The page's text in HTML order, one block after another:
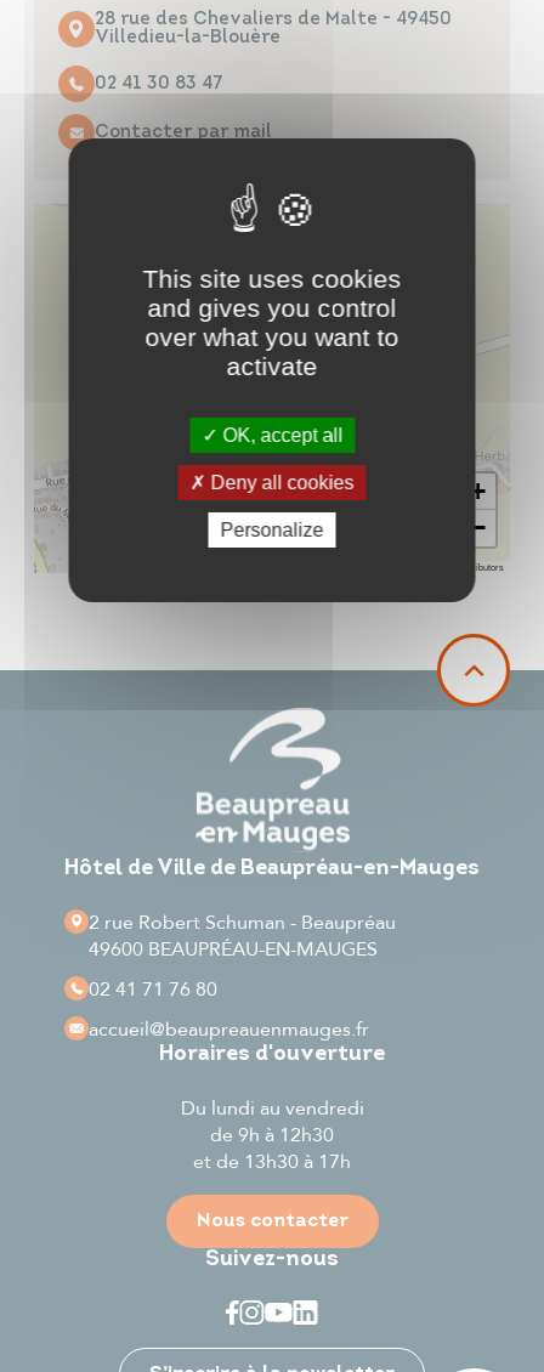
28 rue des Chevaliers de Malte - 49450
Villedieu-la-Blouère
02 41 30 83 47
Contacter par mail
+
−
contributors
Hôtel de Ville de Beaupréau-en-Mauges
2 rue Robert Schuman - Beaupréau
49600 BEAUPRÉAU-EN-MAUGES
02 41 71 76 80
accueil@beaupreauenmauges.fr
Horaires d'ouverture
Du lundi au vendredi
de 9h à 12h30
et de 13h30 à 17h
Nous contacter
Suivez-nous
This site uses cookies
and gives you control
over what you want to
activate
OK, accept all
Deny all cookies
Personalize